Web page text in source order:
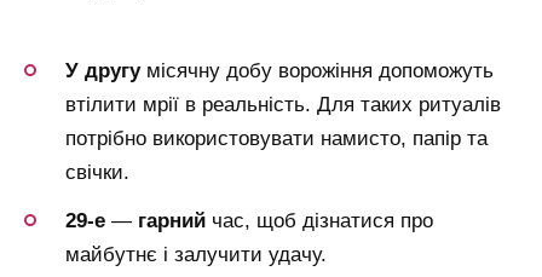
У другумісячну добу ворожіння допоможуть
втілити мрії в реальність. Для таких ритуалів
потрібно використовувати намисто, папір та
свічки.
29-е — гарний час, щоб дізнатися про
майбутнє і залучити удачу.